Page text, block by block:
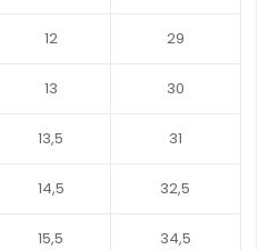
12 29
13 30
13,5 31
14,5 32,5
15,5 34,5